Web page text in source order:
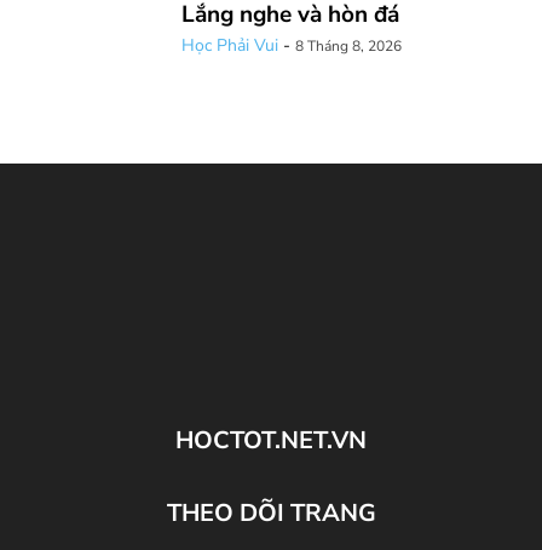
Lắng nghe và hòn đá
Học Phải Vui - 8 Tháng 8, 2026
HOCTOT.NET.VN
THEO DÕI TRANG